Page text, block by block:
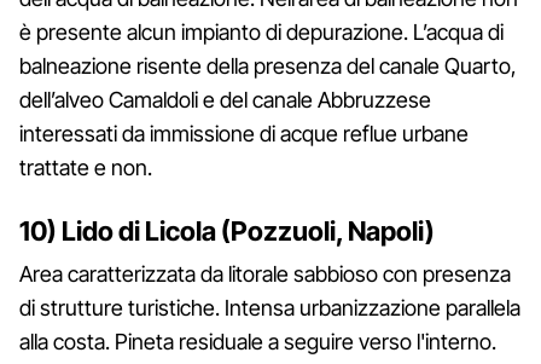
è presente alcun impianto di depurazione. L’acqua di
balneazione risente della presenza del canale Quarto,
dell’alveo Camaldoli e del canale Abbruzzese
interessati da immissione di acque reflue urbane
trattate e non.
10) Lido di Licola (Pozzuoli, Napoli)
Area caratterizzata da litorale sabbioso con presenza
di strutture turistiche. Intensa urbanizzazione parallela
alla costa. Pineta residuale a seguire verso l'interno.